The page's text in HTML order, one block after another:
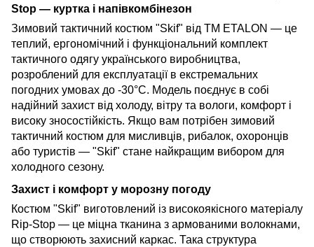
Stop — куртка і напівкомбінезон
Зимовий тактичний костюм "Skif" від TM ETALON — це
теплий, ергономічний і функціональний комплект
тактичного одягу українського виробництва,
розроблений для експлуатації в екстремальних
погодних умовах до -30°С. Модель поєднує в собі
надійний захист від холоду, вітру та вологи, комфорт і
високу зносостійкість. Якщо вам потрібен зимовий
тактичний костюм для мисливців, рибалок, охоронців
або туристів — "Skif" стане найкращим вибором для
холодного сезону.
Захист і комфорт у морозну погоду
Костюм "Skif" виготовлений із високоякісного матеріалу
Rip-Stop — це міцна тканина з армованими волокнами,
що створюють захисний каркас. Така структура